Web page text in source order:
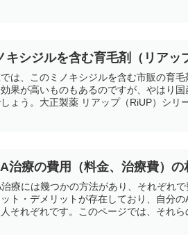
キシジルを含む育毛剤（リアッ
は、このミノキシジルを含む市販の育
効果が高いものもあるのですが、やはり
ょう。大正製薬 リアップ（RiUP）シリ
治療の費用（料金、治療費）の
療には幾つかの方法があり、それぞれ
ット・デメリットが存在しており、自分
それぞれです。このページでは、それら